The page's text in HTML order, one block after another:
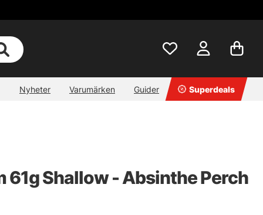
Nyheter Varumärken Guider Superdeals
61g Shallow - Absinthe Perch